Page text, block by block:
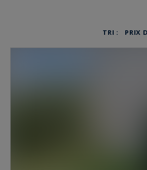
TRI :